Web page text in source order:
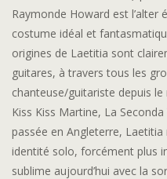
Raymonde Howard est
costume idéal et
origines de Laetitia sont
guitares, à travers tous les
chanteuse/guitariste depuis
Kiss Kiss Martine, La
passée en Angleterre,
identité solo, forcément plus
sublime aujourd’hui avec la